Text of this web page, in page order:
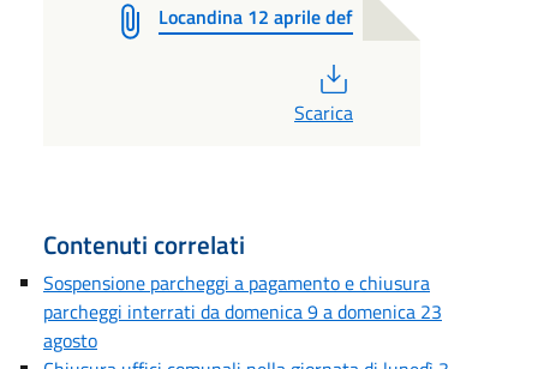
Locandina 12 aprile def
Scarica
Contenuti correlati
Sospensione parcheggi a pagamento e chiusura
parcheggi interrati da domenica 9 a domenica 23
agosto